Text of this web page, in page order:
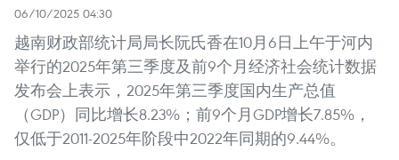
06/10/2025 04:30
越南财政部统计局局长阮氏香在10月6日上午于河内
举行的2025年第三季度及前9个月经济社会统计数据
发布会上表示，2025年第三季度国内生产总值
（GDP）同比增长8.23%；前9个月GDP增长7.85%，
仅低于2011-2025年阶段中2022年同期的9.44%。